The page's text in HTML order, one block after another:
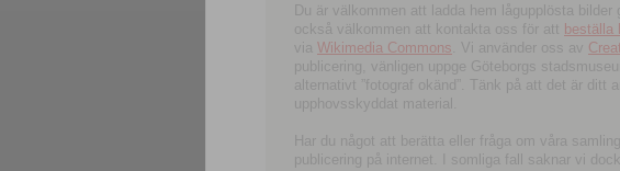
Du är välkommen att ladda hem lågupplösta
också välkommen att kontakta oss för att beställa
via Wikimedia Commons . Vi använder oss av
publicering, vänligen uppge Göteborgs
alternativt ”fotograf okänd”. Tänk på att det är
upphovsskyddat material.
Har du något att berätta eller fråga om våra
publicering på internet. I somliga fall saknar vi